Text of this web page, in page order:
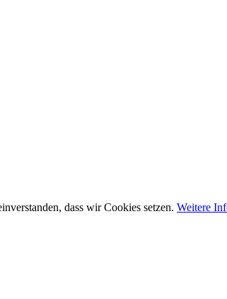
dass wir Cookies setzen. Weitere